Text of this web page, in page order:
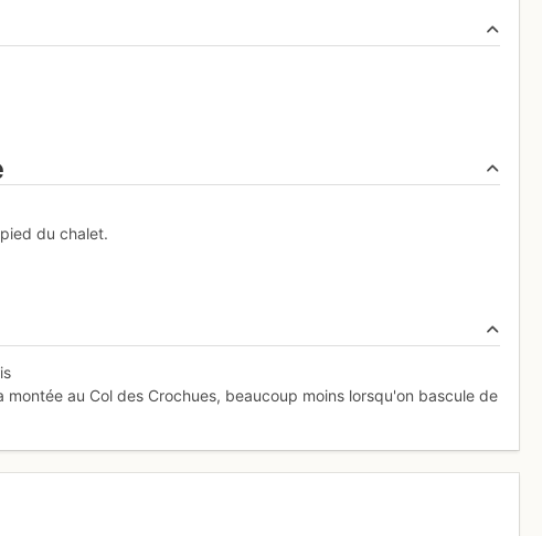
du chalet.
au Col des Crochues, beaucoup moins lorsqu'on bascule de